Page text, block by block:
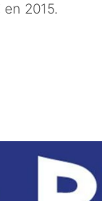
2015.